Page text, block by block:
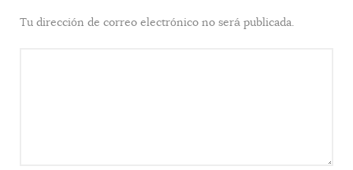
Tu dirección de correo electrónico no será publicada.